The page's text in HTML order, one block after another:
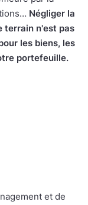
Négliger la
terrain n'est pas
les biens, les
portefeuille.
et de